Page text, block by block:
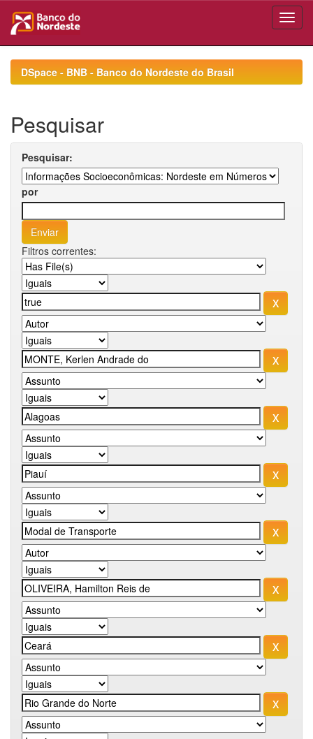
navigationDSpace - BNB - Banco do Nordeste do Brasil
Pesquisar
Pesquisar:
por
Filtros correntes: